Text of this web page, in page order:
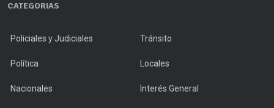
CATEGORIAS
Policiales y Judiciales Tránsito
Política Locales
Nacionales Interés General